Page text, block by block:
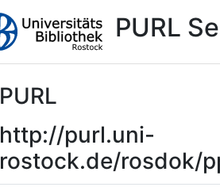
PURL
PURL
http://purl.uni-
rostock.de/rosdok/